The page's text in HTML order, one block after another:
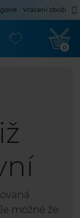
Vrácení zboží
0
možné že